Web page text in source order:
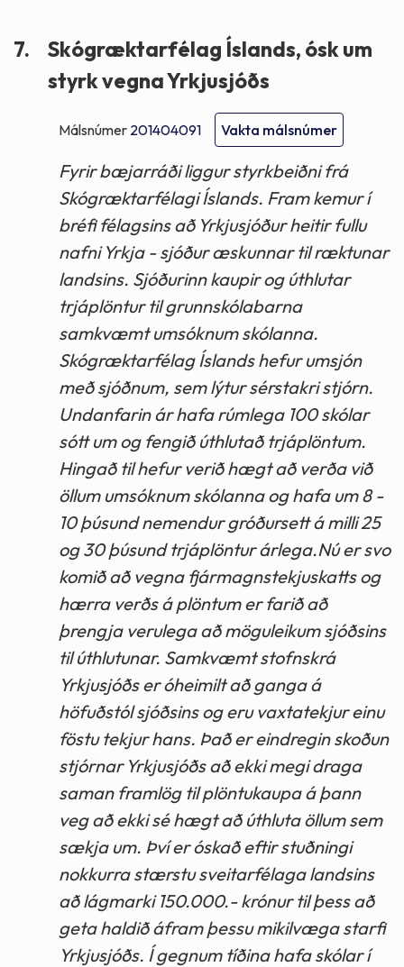
7.
Skógræktarfélag Íslands, ósk um
styrk vegna Yrkjusjóðs
Málsnúmer 201404091 Vakta málsnúmer
Fyrir bæjarráði liggur styrkbeiðni frá
Skógræktarfélagi Íslands. Fram kemur í
bréfi félagsins að Yrkjusjóður heitir fullu
nafni Yrkja - sjóður æskunnar til ræktunar
landsins. Sjóðurinn kaupir og úthlutar
trjáplöntur til grunnskólabarna
samkvæmt umsóknum skólanna.
Skógræktarfélag Íslands hefur umsjón
með sjóðnum, sem lýtur sérstakri stjórn.
Undanfarin ár hafa rúmlega 100 skólar
sótt um og fengið úthlutað trjáplöntum.
Hingað til hefur verið hægt að verða við
öllum umsóknum skólanna og hafa um 8 -
10 þúsund nemendur gróðursett á milli 25
og 30 þúsund trjáplöntur árlega.Nú er svo
komið að vegna fjármagnstekjuskatts og
hærra verðs á plöntum er farið að
þrengja verulega að möguleikum sjóðsins
til úthlutunar. Samkvæmt stofnskrá
Yrkjusjóðs er óheimilt að ganga á
höfuðstól sjóðsins og eru vaxtatekjur einu
föstu tekjur hans. Það er eindregin skoðun
stjórnar Yrkjusjóðs að ekki megi draga
saman framlög til plöntukaupa á þann
veg að ekki sé hægt að úthluta öllum sem
sækja um. Því er óskað eftir stuðningi
nokkurra stærstu sveitarfélaga landsins
að lágmarki 150.000.- krónur til þess að
geta haldið áfram þessu mikilvæga starfi
Yrkjusjóðs. Í gegnum tíðina hafa skólar í